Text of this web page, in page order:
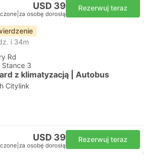
USD 39
za osobę dorosłą
Rezerwuj teraz
i 34m
Rd
Stance 3
z klimatyzacją | Autobus
Citylink
USD 39
za osobę dorosłą
Rezerwuj teraz